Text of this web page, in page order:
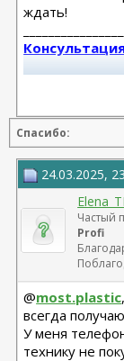
ждать!
11.24
+ липофилинг
Замена
Левон,
коррекция
Липофилинг
Олеся -
там где нельзя
Рино 2020 -
Миниабдо +
Спасибо:
24.03.2025,
Частый
Profi
@most.plastic
всегда
У меня
технику не